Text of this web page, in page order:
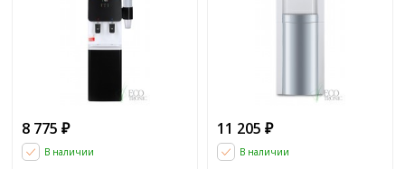
8 775 ₽
В наличии
11 205 ₽
В наличии